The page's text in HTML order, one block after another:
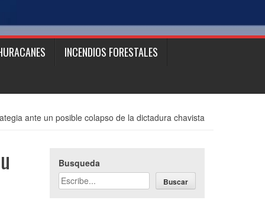
INCENDIOS FORESTALES
ante un posible colapso de la dictadura chavista
Busqueda
Buscar